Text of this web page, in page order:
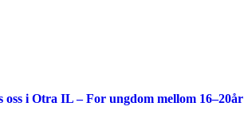
oss i Otra IL – For ungdom mellom 16–20år